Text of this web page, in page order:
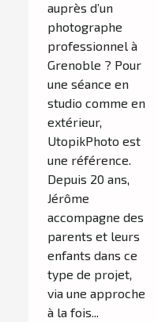
auprès d’un
photographe
professionnel à
Grenoble ? Pour
une séance en
studio comme en
extérieur,
UtopikPhoto est
une référence.
Depuis 20 ans,
Jérôme
accompagne des
parents et leurs
enfants dans ce
type de projet,
via une approche
à la fois...